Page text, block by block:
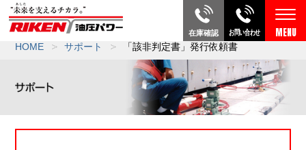
在庫確認 お問い合わせ
HOME サポート 「該非判定書」発行依頼書